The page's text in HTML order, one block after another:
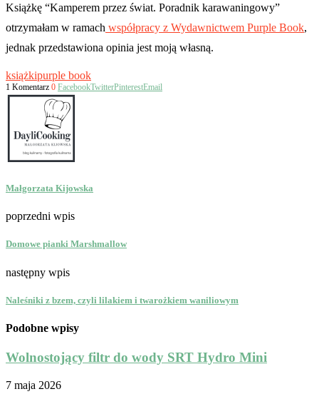
Książkę “Kamperem przez świat. Poradnik karawaningowy”
otrzymałam w ramach współpracy z Wydawnictwem Purple Book,
jednak przedstawiona opinia jest moją własną.
książkipurple book
1 Komentarz 0 FacebookTwitterPinterestEmail
Małgorzata Kijowska
poprzedni wpis
Domowe pianki Marshmallow
następny wpis
Naleśniki z bzem, czyli lilakiem i twarożkiem waniliowym
Podobne wpisy
Wolnostojący filtr do wody SRT Hydro Mini
7 maja 2026